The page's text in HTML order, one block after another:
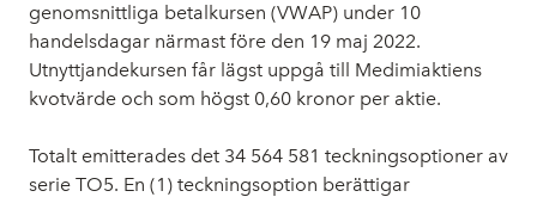
genomsnittliga betalkursen (VWAP) under 10
handelsdagar närmast före den 19 maj 2022.
Utnyttjandekursen får lägst uppgå till Medimiaktiens
kvotvärde och som högst 0,60 kronor per aktie.
Totalt emitterades det 34 564 581 teckningsoptioner av
serie TO5. En (1) teckningsoption berättigar